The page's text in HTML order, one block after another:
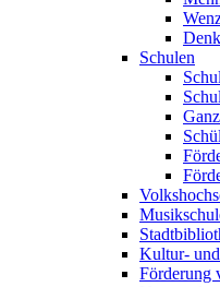
Schulen
Kultur-
Förderung